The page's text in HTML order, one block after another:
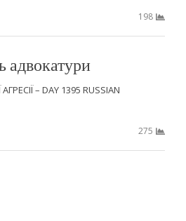
198
адвокатури
– DAY 1395 RUSSIAN
275